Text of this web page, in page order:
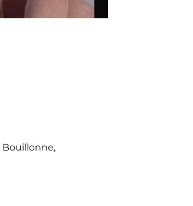
Bouillonne,